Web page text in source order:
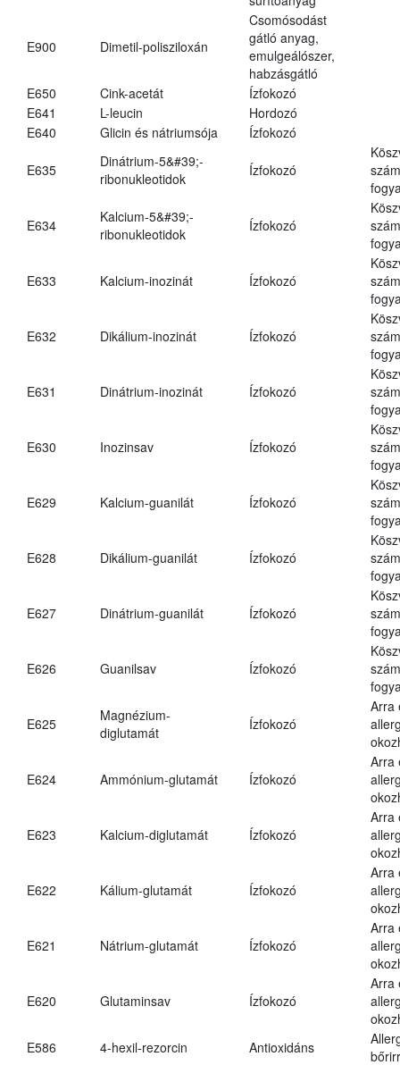
E900 Dimetil-polisziloxán
Csomósodást
gátló anyag,
emulgeálószer,
habzásgátló
E650
Cink-acetát
Ízfokozó
E641
L-leucin
Hordozó
E640
Glicin és nátriumsója Ízfokozó
E635
Dinátrium-5&#39;-
ribonukleotidok
Ízfokozó
E634
Kalcium-5&#39;-
ribonukleotidok
Ízfokozó
E633 Kalcium-inozinát Ízfokozó
E632 Dikálium-inozinát Ízfokozó
E631 Dinátrium-inozinát Ízfokozó
E630 Inozinsav Ízfokozó
E629 Kalcium-guanilát Ízfokozó
E628 Dikálium-guanilát Ízfokozó
E627 Dinátrium-guanilát Ízfokozó
E626 Guanilsav Ízfokozó
E625
Magnézium-
diglutamát
Ízfokozó
Arra
E624 Ammónium-glutamát Ízfokozó
Arra
E623 Kalcium-diglutamát Ízfokozó
Arra
E622 Kálium-glutamát Ízfokozó
Arra
E621 Nátrium-glutamát Ízfokozó
Arra
E620 Glutaminsav Ízfokozó
Arra
E586
4-hexil-rezorcin Antioxidáns